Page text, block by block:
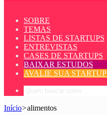
SOBRE
TEMAS
LISTAS DE STARTUPS
ENTREVISTAS
CASES DE STARTUPS
BAIXAR ESTUDOS
AVALIE SUA STARTUP
Início>alimentos